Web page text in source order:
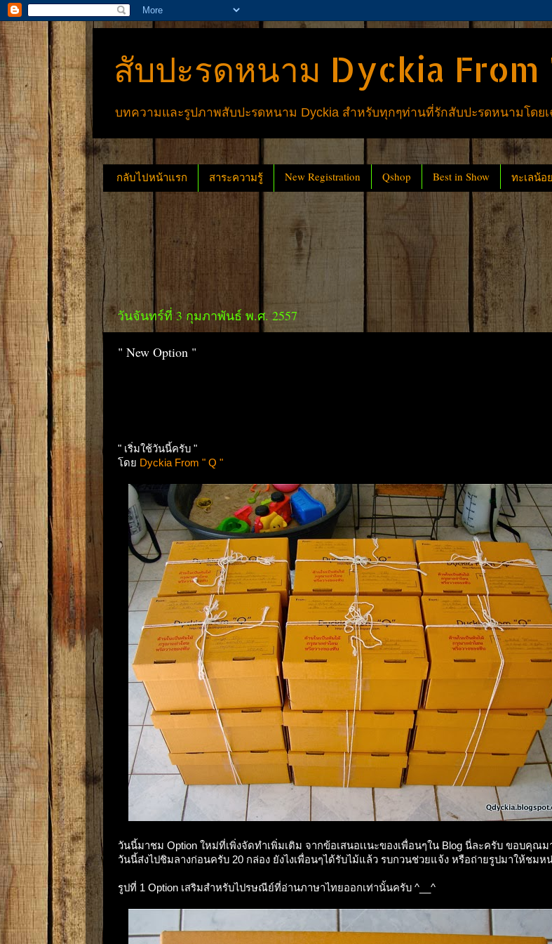
สับปะรดหนาม Dyckia From
บทความและรูปภาพสับปะรดหนาม Dyckia สำหรับทุกๆท่านที่รักสับปะรดหนามโดยเ
กลับไปหน้าแรก สาระความรู้ New Registration Qshop Best in Show ทะเลน้อ
วันจันทร์ที่ 3 กุมภาพันธ์ พ.ศ. 2557
" New Option "
" เริ่มใช้วันนี้ครับ "
โดย Dyckia From " Q "
วันนี้มาชม Option ใหม่ที่เพิ่งจัดทำเพิ่มเติม จากข้อเสนอเเนะของเพื่อนๆใน Blog นี่ละครับ ขอบคุณม
วันนี้ส่งไปชิมลางก่อนครับ 20 กล่อง ยังไงเพื่อนๆได้รับไม้แล้ว รบกวนช่วยแจ้ง หรือถ่ายรูปมาให้ชมห
รูปที่ 1 Option เสริมสำหรับไปรษณีย์ที่อ่านภาษาไทยออกเท่านั้นครับ ^__^